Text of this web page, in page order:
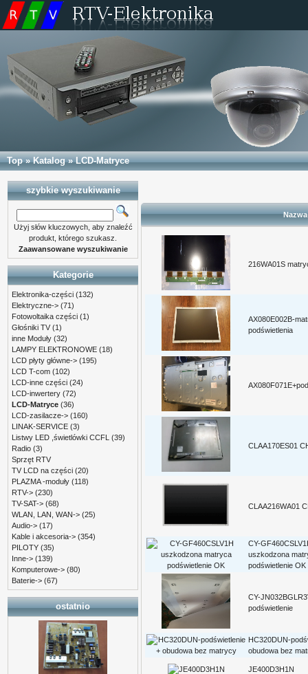
Top»Katalog»LCD-Matryce
216WA01S
AX080E002B-
podświetlenia
CLAA170ES01
CLAA216WA01
CY-
uszkodzona
podświetlenie OK
CY-
podświetlenie
HC320DUN-
obudowa bez
JE400D3H1N
szybkie wyszukiwanie
Użyj słów kluczowych, aby znaleźć
produkt, którego szukasz.
Zaawansowane wyszukiwanie
Kategorie
Elektronika-części (132)
Elektryczne-> (71)
Fotowoltaika części (1)
Głośniki TV (1)
inne Moduły (32)
LAMPY ELEKTRONOWE (18)
LCD płyty główne-> (195)
LCD T-com (102)
LCD-inne części (24)
LCD-inwertery (72)
LCD-Matryce (36)
LCD-zasilacze-> (160)
LINAK-SERVICE (3)
Listwy LED ,świetlówki CCFL
(39)
Radio (3)
Sprzęt RTV
TV LCD na części (20)
PLAZMA -moduły (118)
RTV-> (230)
TV-SAT-> (68)
WLAN, LAN, WAN-> (25)
Audio-> (17)
Kable i akcesoria-> (354)
PILOTY (35)
Inne-> (139)
Komputerowe-> (80)
Baterie-> (67)
ostatnio